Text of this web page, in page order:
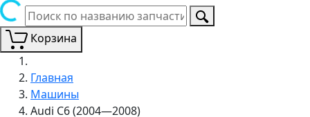
Корзина
Главная
Машины
Audi C6 (2004—2008)